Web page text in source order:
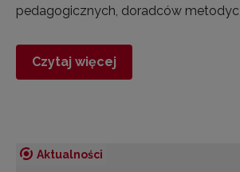
pedagogicznych, doradców
Czytaj więcej
Aktualności